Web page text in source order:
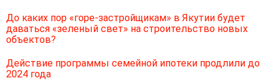
До каких пор «горе-застройщикам» в Якутии будет
даваться «зеленый свет» на строительство новых
объектов?
Действие программы семейной ипотеки продлили до
2024 года